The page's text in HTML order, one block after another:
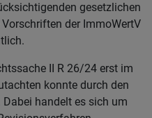
gesetzlichen
der ImmoWertV
II R 26/24 erst im
konnte durch den
handelt es sich um